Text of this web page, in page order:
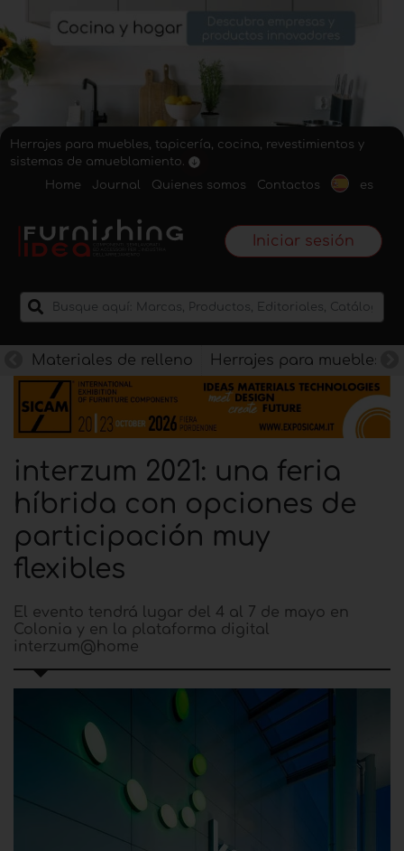
Herrajes para muebles, tapicería, cocina, revestimientos y
sistemas de amueblamiento.
Home
Journal Quienes somos Contactos es
Iniciar sesión
Materiales de relleno Herrajes para muebles
interzum 2021: una feria
híbrida con opciones de
participación muy
flexibles
El evento tendrá lugar del 4 al 7 de mayo en
Colonia y en la plataforma digital
interzum@home